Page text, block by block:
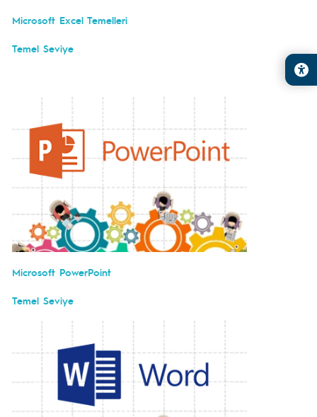
Microsoft Excel Temelleri
Temel Seviye
Microsoft PowerPoint
Temel Seviye